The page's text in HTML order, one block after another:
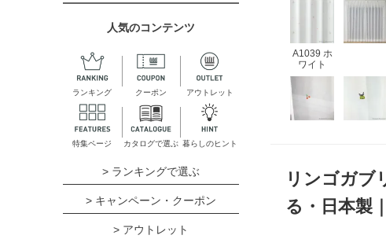
人気のコンテンツ
ランキング クーポン アウトレット
特集ページ カタログで選ぶ 暮らしのヒント
> ランキングで選ぶ
> キャンペーン・クーポン
> アウトレット
A1039 ホ
ワイト
リンゴガブ
る・日本製